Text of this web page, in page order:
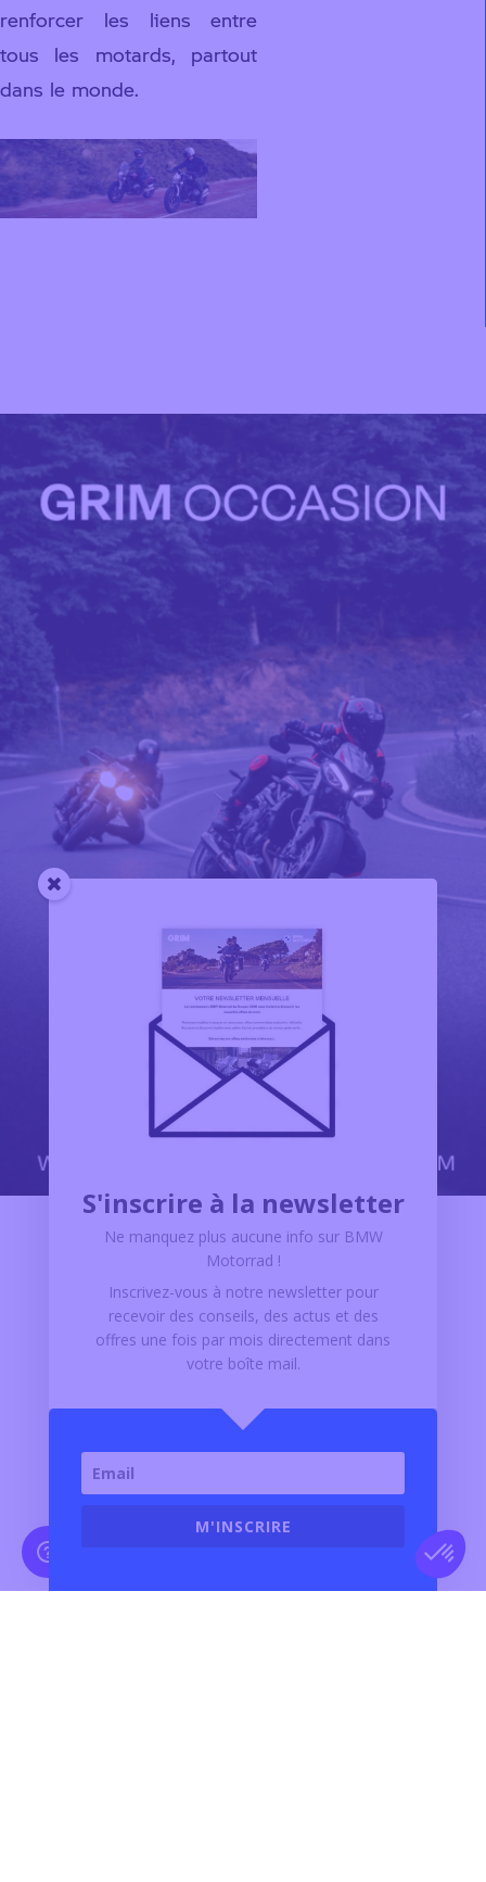
renforcer les liens entre
tous les motards, partout
dans le monde.
S'inscrire à la newsletter
Ne manquez plus aucune info sur BMW
Motorrad !
Inscrivez-vous à notre newsletter pour
recevoir des conseils, des actus et des
offres une fois par mois directement dans
votre boîte mail.
M'INSCRIRE